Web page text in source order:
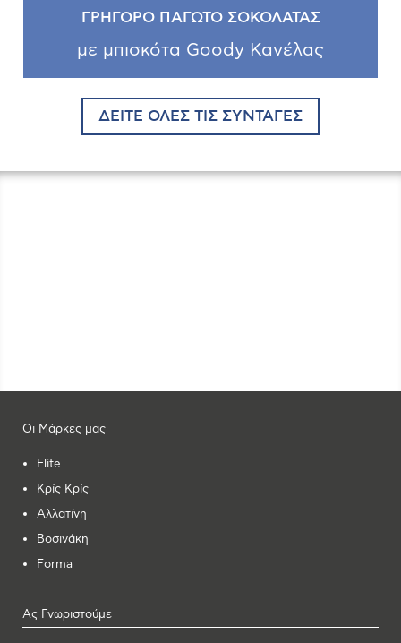
ΓΡΗΓΟΡΟ ΠΑΓΩΤΟ ΣΟΚΟΛΑΤΑΣ
με μπισκότα Goody Κανέλας
ΔΕΙΤΕ ΟΛΕΣ ΤΙΣ ΣΥΝΤΑΓΕΣ
Οι Μάρκες μας
Elite
Κρίς Κρίς
Αλλατίνη
Βοσινάκη
Forma
Ας Γνωριστούμε